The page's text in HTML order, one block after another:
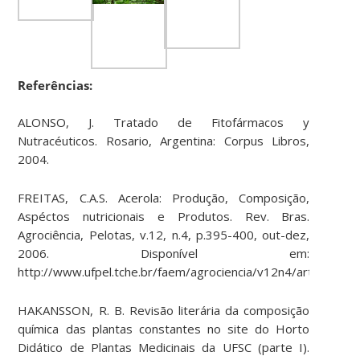
Referências:
ALONSO, J. Tratado de Fitofármacos y
Nutracéuticos. Rosario, Argentina: Corpus Libros,
2004.
FREITAS, C.A.S. Acerola: Produção, Composição,
Aspéctos nutricionais e Produtos. Rev. Bras.
Agrociência, Pelotas, v.12, n.4, p.395-400, out-dez,
2006. Disponível em:
http://www.ufpel.tche.br/faem/agrociencia/v12n4/
HAKANSSON, R. B. Revisão literária da composição
química das plantas constantes no site do Horto
Didático de Plantas Medicinais da UFSC (parte I).